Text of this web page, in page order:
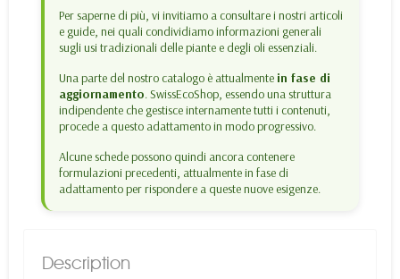
Per saperne di più, vi invitiamo a consultare i nostri articoli
e guide, nei quali condividiamo informazioni generali
sugli usi tradizionali delle piante e degli oli essenziali.
Una parte del nostro catalogo è attualmente in fase di
aggiornamento. SwissEcoShop, essendo una struttura
indipendente che gestisce internamente tutti i contenuti,
procede a questo adattamento in modo progressivo.
Alcune schede possono quindi ancora contenere
formulazioni precedenti, attualmente in fase di
adattamento per rispondere a queste nuove esigenze.
Description